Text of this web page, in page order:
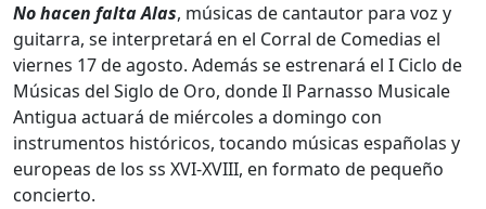
No hacen falta Alas, músicas de cantautor para voz y
guitarra, se interpretará en el Corral de Comedias el
viernes 17 de agosto. Además se estrenará el I Ciclo de
Músicas del Siglo de Oro, donde Il Parnasso Musicale
Antigua actuará de miércoles a domingo con
instrumentos históricos, tocando músicas españolas y
europeas de los ss XVI-XVIII, en formato de pequeño
concierto.